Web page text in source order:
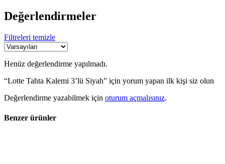
Değerlendirmeler
Filtreleri temizle
Henüz değerlendirme yapılmadı.
“Lotte Tahta Kalemi 3’lü Siyah” için yorum yapan ilk kişi siz olun
Değerlendirme yazabilmek için oturum açmalısınız.
Benzer ürünler